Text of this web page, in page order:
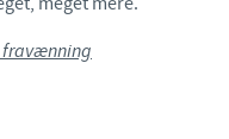
fravænning